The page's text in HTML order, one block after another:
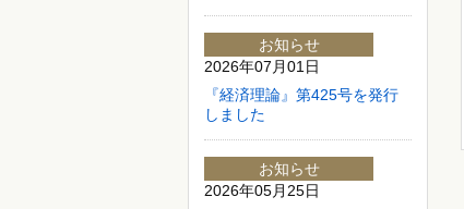
お知らせ
2026年07月01日
『経済理論』第425号を発行
しました
お知らせ
2026年05月25日